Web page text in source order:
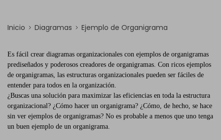
Inicio Diagramas Ejemplo de Organigrama
Es fácil crear diagramas organizacionales con ejemplos de organigramas
prediseñados y poderosos creadores de organigramas. Con ricos ejemplos
de organigramas, las estructuras organizacionales pueden ser fáciles de
entender para todos en la organización.
¿Buscas una solución para maximizar las eficiencias en toda la estructura
organizacional? ¿Cómo hacer un organigrama? ¿Cómo, de hecho, se hace
sin ver ejemplos de organigramas? No es probable a menos que uno tenga
un buen ejemplo de un organigrama.